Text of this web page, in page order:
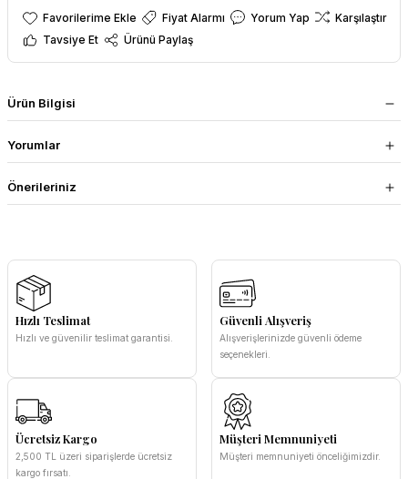
Fiyat Alarmı Yorum Yap
Karşılaştır
Tavsiye Et
Ürünü Paylaş
Ürün Bilgisi
Yorumlar
Önerileriniz
Hızlı Teslimat
Hızlı ve güvenilir teslimat garantisi.
Güvenli Alışveriş
Alışverişlerinizde güvenli ödeme
seçenekleri.
Ücretsiz Kargo
2,500 TL üzeri siparişlerde ücretsiz
kargo fırsatı.
Müşteri Memnuniyeti
Müşteri memnuniyeti önceliğimizdir.